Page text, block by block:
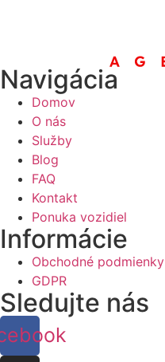
Navigácia
Domov
O nás
Služby
Blog
FAQ
Kontakt
Ponuka vozidiel
Informácie
Obchodné podmienky
GDPR
Sledujte nás